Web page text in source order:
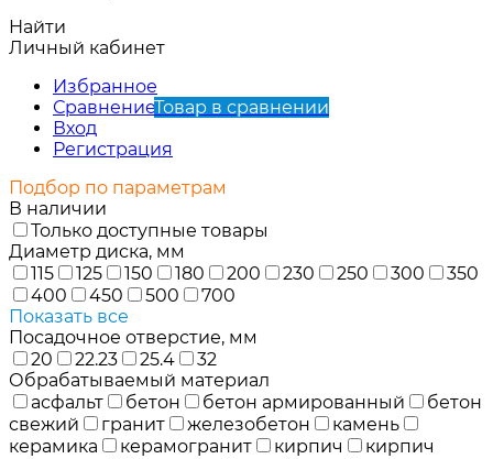
Найти
Личный кабинет
Избранное
СравнениеТовар в сравнении
Вход
Регистрация
Подбор по параметрам
В наличии
Только доступные товары
Диаметр диска, мм
115
125 150 180 200 230 250 300
350
400
450 500
700
Показать все
Посадочное отверстие, мм
20
22.23 25.4
32
Обрабатываемый материал
асфальт
бетон бетон армированный
бетон
свежий
гранит железобетон
камень
керамика
керамогранит кирпич
кирпич